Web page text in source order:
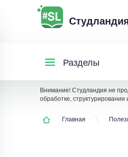
Разделы
Внимание! Студландия не
обработке,
Главная